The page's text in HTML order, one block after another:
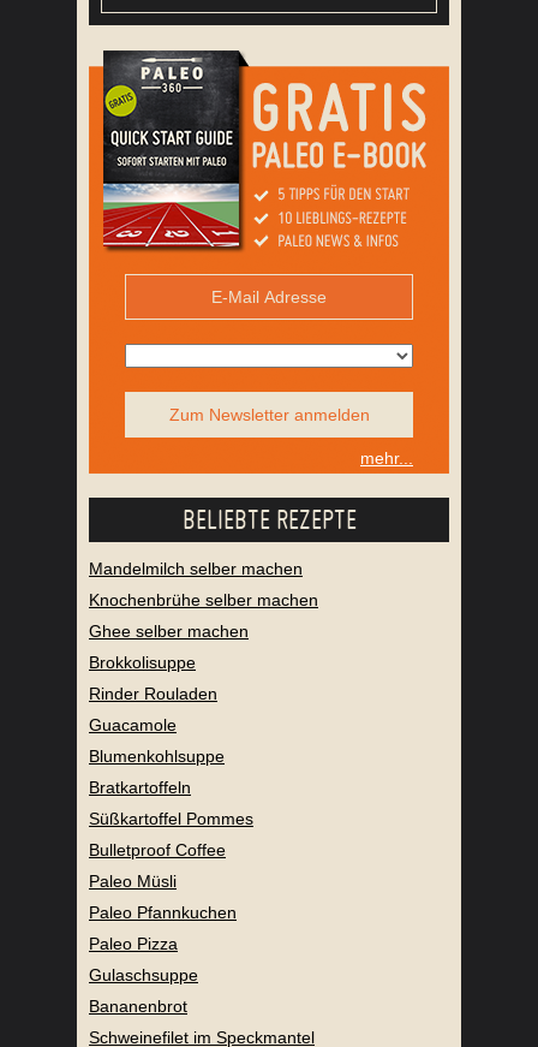
Zum Newsletter anmelden
mehr...
BELIEBTE REZEPTE
Mandelmilch selber machen
Knochenbrühe selber machen
Ghee selber machen
Brokkolisuppe
Rinder Rouladen
Guacamole
Blumenkohlsuppe
Bratkartoffeln
Süßkartoffel Pommes
Bulletproof Coffee
Paleo Müsli
Paleo Pfannkuchen
Paleo Pizza
Gulaschsuppe
Bananenbrot
Schweinefilet im Speckmantel